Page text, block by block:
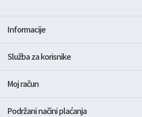
Informacije
Služba za korisnike
Moj račun
Podržani načini plaćanja